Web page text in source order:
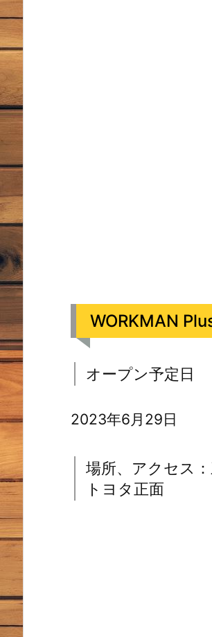
WORKMAN
オープン予定日
2023年6月29日
場所、アクセス
トヨタ正面